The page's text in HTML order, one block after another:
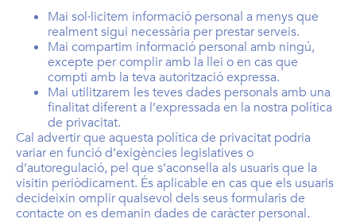
Mai sol·licitem informació personal a menys que
realment sigui necessària per prestar serveis.
Mai compartim informació personal amb ningú,
excepte per complir amb la llei o en cas que
compti amb la teva autorització expressa.
Mai utilitzarem les teves dades personals amb una
finalitat diferent a l’expressada en la nostra política
de privacitat.
Cal advertir que aquesta política de privacitat podria
variar en funció d’exigències legislatives o
d’autoregulació, pel que s’aconsella als usuaris que la
visitin periòdicament. És aplicable en cas que els usuaris
decideixin omplir qualsevol dels seus formularis de
contacte on es demanin dades de caràcter personal.